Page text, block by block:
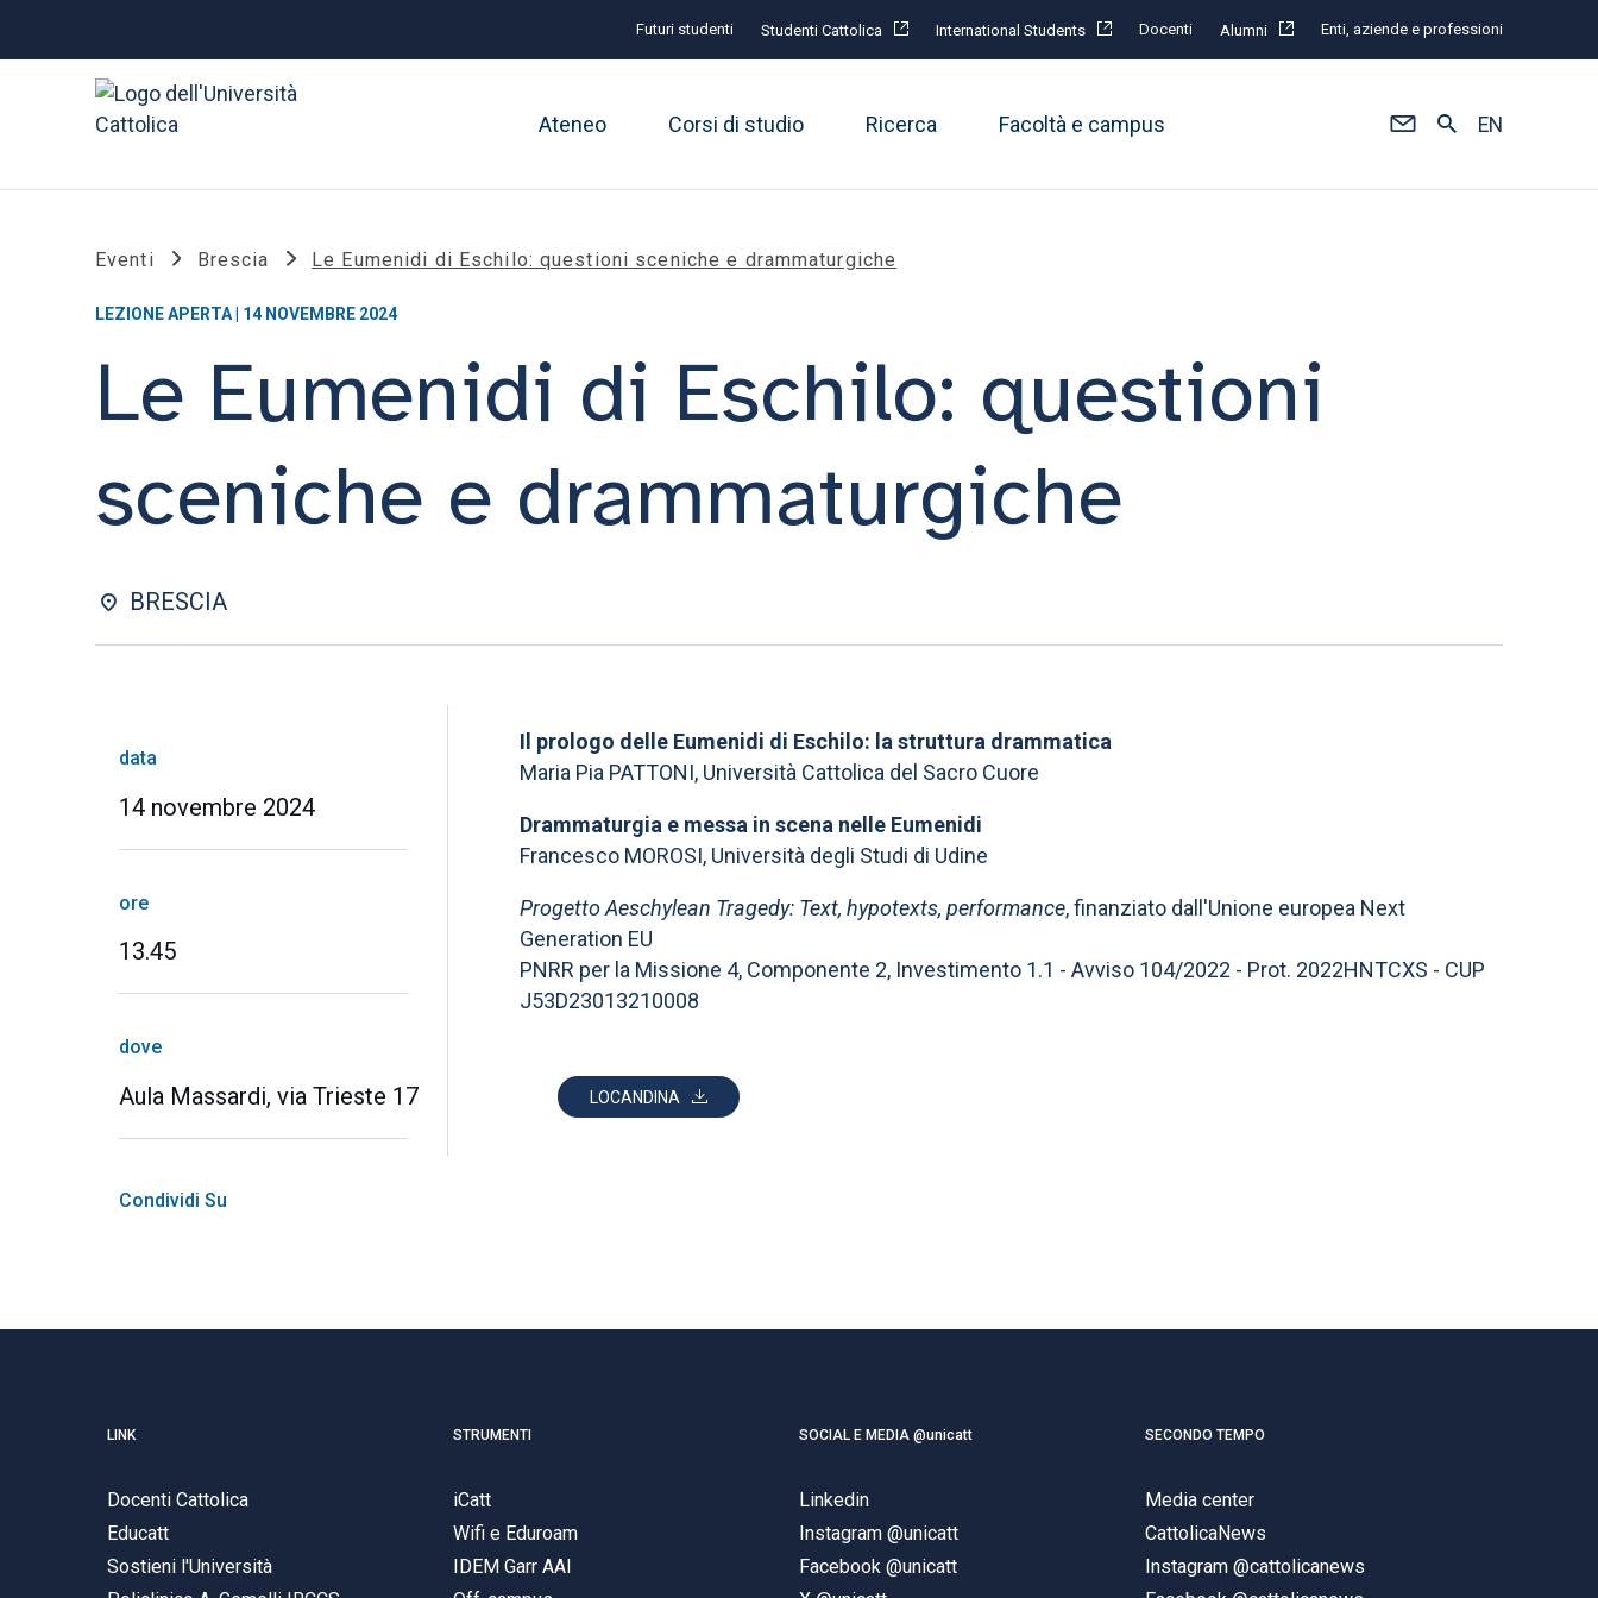
Futuri studenti Studenti Cattolica International Students Docenti Alumni Enti, aziende e professioni
Ateneo Corsi di studio Ricerca Facoltà e campus EN
Eventi Brescia Le Eumenidi di Eschilo: questioni sceniche e drammaturgiche
LEZIONE APERTA | 14 NOVEMBRE 2024
Le Eumenidi di Eschilo: questioni
sceniche e drammaturgiche
BRESCIA
data
14 novembre 2024
ore
13.45
dove
Aula Massardi, via Trieste 17
Condividi Su
Il prologo delle Eumenidi di Eschilo: la struttura drammatica
Maria Pia PATTONI, Università Cattolica del Sacro Cuore
Drammaturgia e messa in scena nelle Eumenidi
Francesco MOROSI, Università degli Studi di Udine
Progetto Aeschylean Tragedy: Text, hypotexts, performance, finanziato dall'Unione europea Next
Generation EU
PNRR per la Missione 4, Componente 2, Investimento 1.1 - Avviso 104/2022 - Prot. 2022HNTCXS - CUP
J53D23013210008
LOCANDINA
LINK
Docenti Cattolica
Educatt
Sostieni l'Università
STRUMENTI
iCatt
Wifi e Eduroam
IDEM Garr AAI
SOCIAL E MEDIA @unicatt
Linkedin
Instagram @unicatt
Facebook @unicatt
SECONDO TEMPO
Media center
CattolicaNews
Instagram @cattolicanews